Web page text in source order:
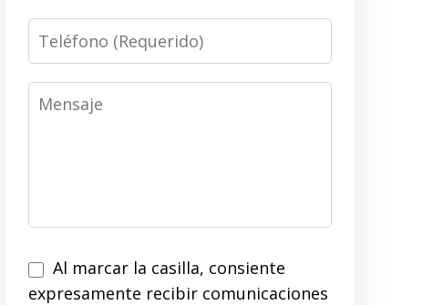
Phone
Message
Al marcar la casilla, consiente
expresamente recibir comunicaciones